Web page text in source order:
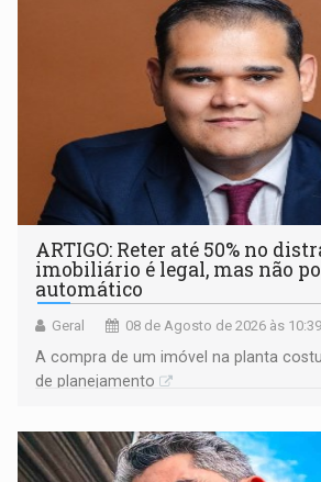
ARTIGO: Reter até 50% no
imobiliário é legal, mas não
automático
Geral 08 de Agosto de 2026 às 10:39
A compra de um imóvel na planta
de planejamento